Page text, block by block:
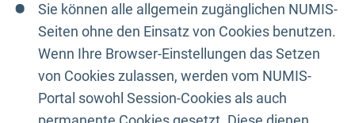
Sie können alle allgemein zugänglichen NUMIS-
Seiten ohne den Einsatz von Cookies benutzen.
Wenn Ihre Browser-Einstellungen das Setzen
von Cookies zulassen, werden vom NUMIS-
Portal sowohl Session-Cookies als auch